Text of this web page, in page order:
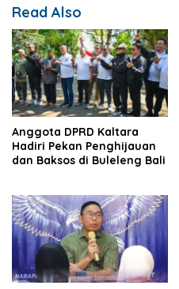
Read Also
Anggota DPRD Kaltara
Hadiri Pekan Penghijauan
dan Baksos di Buleleng Bali